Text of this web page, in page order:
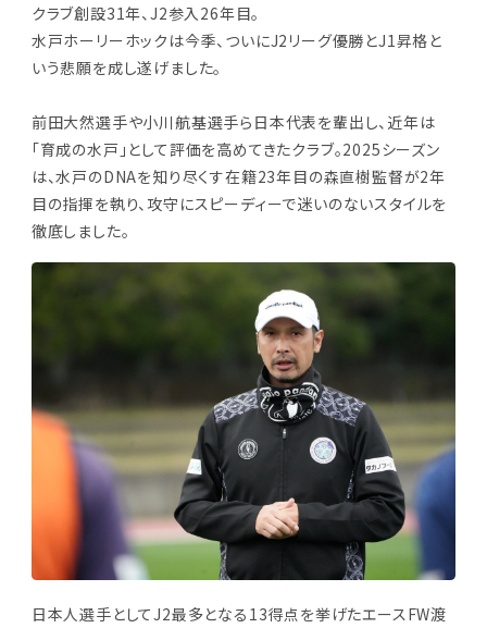
クラブ創設31年、J2参入26年目。
水戸ホーリーホックは今季、ついにJ2リーグ優勝とJ1昇格と
いう悲願を成し遂げました。
前田大然選手や小川航基選手ら日本代表を輩出し、近年は
「育成の水戸」として評価を高めてきたクラブ。2025シーズン
は、水戸のDNAを知り尽くす在籍23年目の森直樹監督が2年
目の指揮を執り、攻守にスピーディーで迷いのないスタイルを
徹底しました。
日本人選手としてJ2最多となる13得点を挙げたエースFW渡